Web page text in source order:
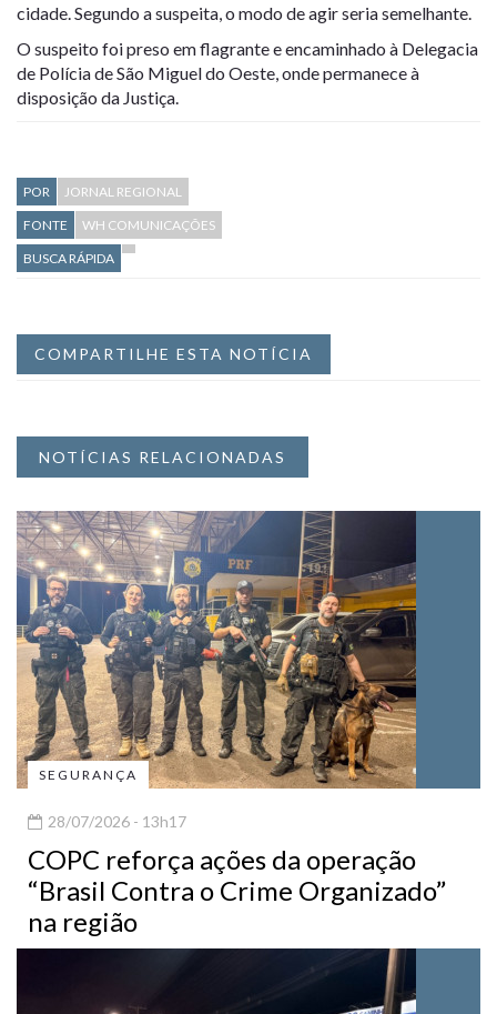
cidade. Segundo a suspeita, o modo de agir seria semelhante.
O suspeito foi preso em flagrante e encaminhado à Delegacia
de Polícia deSão Miguel do Oeste , onde permanece à
disposição da Justiça.
POR
JORNAL REGIONAL
FONTE
WH COMUNICAÇÕES
BUSCA RÁPIDA
COMPARTILHE ESTA NOTÍCIA
NOTÍCIAS RELACIONADAS
SEGURANÇA
28/07/2026 - 13h17
COPC reforça ações da operação
“Brasil Contra o Crime Organizado”
na região